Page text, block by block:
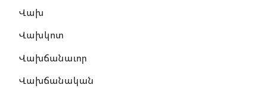
Վախ
Վախկոտ
Վախճանաւոր
Վախճանական